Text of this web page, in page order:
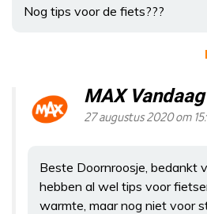
Nog tips voor de fiets???
MAX Vandaag
27 augustus 2020 om
Beste Doornroosje, bedankt
hebben al wel tips voor
warmte, maar nog niet voor